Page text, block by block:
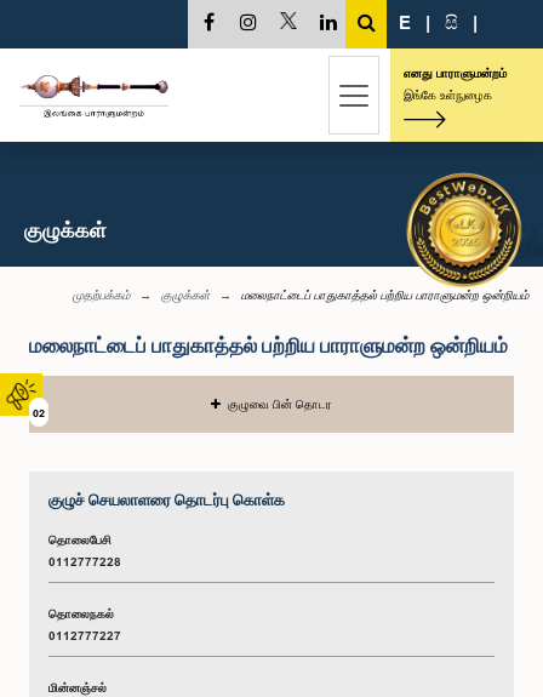
02
E | සි |
எனது பாராளுமன்றம்
இங்கே உள்நுழைக
குழுக்கள்
முதற்பக்கம் குழுக்கள் மலைநாட்டைப் பாதுகாத்தல் பற்றிய பாராளுமன்ற ஒன்றியம்
மலைநாட்டைப் பாதுகாத்தல் பற்றிய பாராளுமன்ற ஒன்றியம்
குழுவை பின் தொடர
குழுச் செயலாளரை தொடர்பு கொள்க
தொலைபேசி
0112777228
தொலைநகல்
0112777227
மின்னஞ்சல்